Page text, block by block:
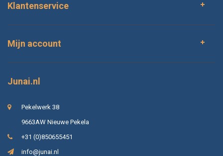
Klantenservice
Mijn account
Junai.nl
Pekelwerk 38
9663AW Nieuwe Pekela
+31 (0)850655451
info@junai.nl